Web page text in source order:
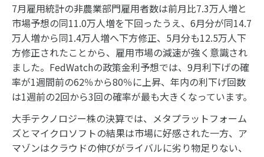
7月雇用統計の非農業部門雇用者数は前月比7.3万人増と
市場予想の同11.0万人増を下回ったうえ、6月分が同14.7
万人増から同1.4万人増へ下方修正、5月分も12.5万人下
方修正されたことから、雇用市場の減速が強く意識され
ました。FedWatchの政策金利予想では、9月利下げの確
率が1週間前の62％から80％に上昇、年内の利下げ回数
は1週前の2回から3回の確率が最も大きくなっています。
大手テクノロジー株の決算では、メタプラットフォーム
ズとマイクロソフトの結果は市場に好感された一方、ア
マゾンはクラウドの伸びがライバルに劣り物足りない、